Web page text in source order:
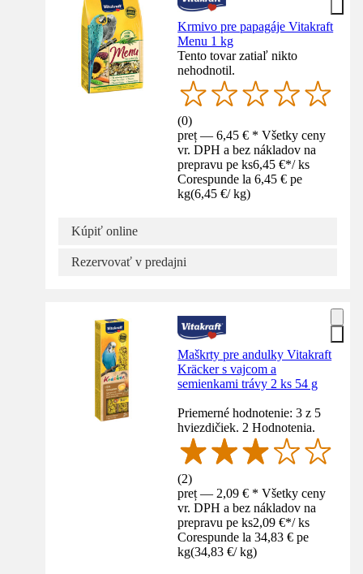
Krmivo pre papagáje Vitakraft
Menu 1 kg
Tento tovar zatiaľ nikto
nehodnotil.
(0)
preț — 6,45 € * Všetky ceny
vr. DPH a bez nákladov na
prepravu pe ks6,45 €*/ ks
Corespunde la 6,45 € pe
kg(6,45 €/ kg)
Kúpiť online
Rezervovať v predajni
Maškrty pre andulky Vitakraft
Kräcker s vajcom a
semienkami trávy 2 ks 54 g
Priemerné hodnotenie: 3 z 5
hviezdičiek. 2 Hodnotenia.
(2)
preț — 2,09 € * Všetky ceny
vr. DPH a bez nákladov na
prepravu pe ks2,09 €*/ ks
Corespunde la 34,83 € pe
kg(34,83 €/ kg)